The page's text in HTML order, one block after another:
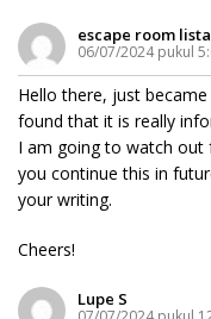
escape room lista
06/07/2024 pukul
Hello there, just
found that it is really
I am going to watch out
you continue this in
your writing.
Cheers!
Lupe S